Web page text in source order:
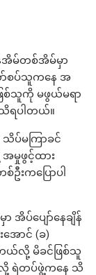
အိမ်တစ်အိမ်မှာ
ာ်စပ်သူကနေ အ
သူကို မဖွယ်မရာ
သိရပါတယ်။
သိပ်မကြာခင်
အမှုဖွင့်ထား
းကပြောပါ
ပ်ပျော်နေချိန်
ောင် (ခ)
ယ်လို့ မိခင်ဖြစ်သူ
လို့ ရဲတပ်ဖွဲ့ကနေ သိ